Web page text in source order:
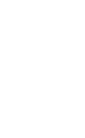
c’est la